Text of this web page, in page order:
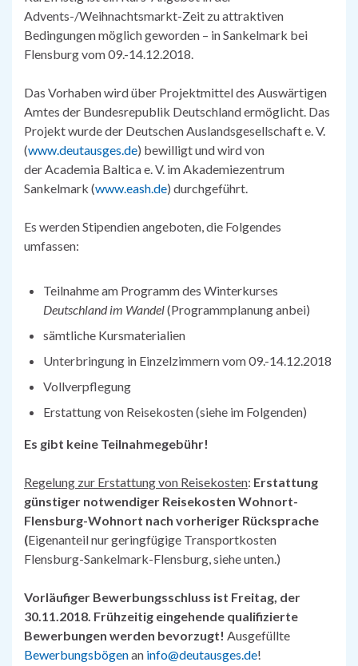
Advents-/Weihnachtsmarkt-Zeit zu attraktiven
Bedingungen möglich geworden – in Sankelmark bei
Flensburg vom 09.-14.12.2018.
Das Vorhaben wird über Projektmittel des Auswärtigen
Amtes der Bundesrepublik Deutschland ermöglicht. Das
Projekt wurde der Deutschen Auslandsgesellschaft e. V.
(www.deutausges.de) bewilligt und wird von
der Academia Baltica e. V. im Akademiezentrum
Sankelmark (www.eash.de) durchgeführt.
Es werden Stipendien angeboten, die Folgendes
umfassen:
Teilnahme am Programm des Winterkurses
Deutschland im Wandel(Programmplanung anbei)
sämtliche Kursmaterialien
Unterbringung in Einzelzimmern vom 09.-14.12.2018
Vollverpflegung
Erstattung von Reisekosten (siehe im Folgenden)
Es gibt keine Teilnahmegebühr!
Regelung zur Erstattung von Reisekosten: Erstattung
günstiger notwendiger Reisekosten Wohnort-
Flensburg-Wohnort nach vorheriger Rücksprache
(Eigenanteil nur geringfügige Transportkosten
Flensburg-Sankelmark-Flensburg, siehe unten.)
Vorläufiger Bewerbungsschluss ist Freitag, der
30.11.2018. Frühzeitig eingehende qualifizierte
Bewerbungen werden bevorzugt! Ausgefüllte
Bewerbungsbögenan info@deutausges.de!